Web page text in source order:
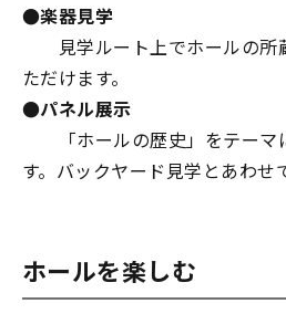
●楽器見学
見学ルート上でホールの所
ただけます。
●パネル展示
「ホールの歴史」をテーマ
す。バックヤード見学とあわせ
ホールを楽しむ